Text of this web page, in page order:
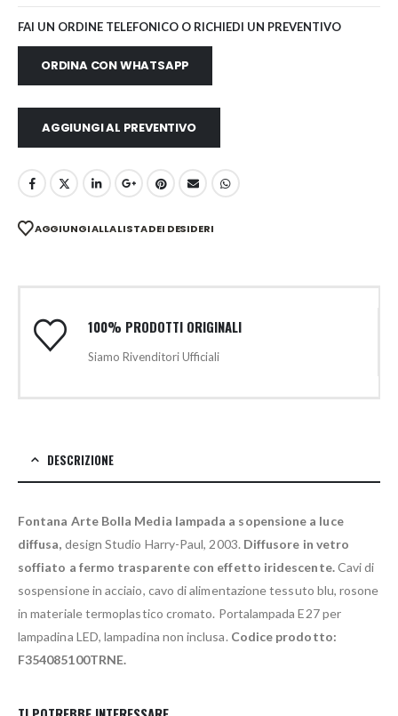
FAI UN ORDINE TELEFONICO O RICHIEDI UN PREVENTIVO
ORDINA CON WHATSAPP
AGGIUNGI AL PREVENTIVO
AGGIUNGI ALLA LISTA DEI DESIDERI
100% PRODOTTI ORIGINALI
Siamo Rivenditori Ufficiali
DESCRIZIONE
Fontana Arte Bolla Media lampada a sopensione a luce
diffusa, design Studio Harry-Paul, 2003. Diffusore in vetro
soffiato a fermo trasparente con effetto iridescente.Cavi di
sospensione in acciaio, cavo di alimentazione tessuto blu, rosone
in materiale termoplastico cromato. Portalampada E27 per
lampadina LED, lampadina non inclusa. Codice prodotto:
F354085100TRNE.